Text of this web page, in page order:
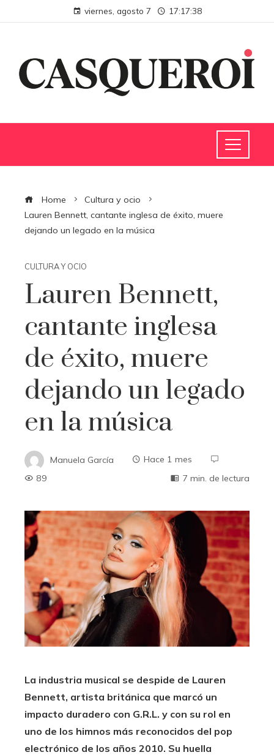
viernes, agosto 7 17:17:39
Home
Cultura y ocio
Lauren Bennett, cantante inglesa de éxito, muere
dejando un legado en la música
CULTURA Y OCIO
Lauren Bennett,
cantante inglesa
de éxito, muere
dejando un legado
en la música
Manuela García
Hace 1 mes
89
7 min. de lectura
La industria musical se despide de Lauren
Bennett, artista británica que marcó un
impacto duradero con G.R.L. y con su rol en
uno de los himnos más reconocidos del pop
electrónico de los años 2010. Su huella